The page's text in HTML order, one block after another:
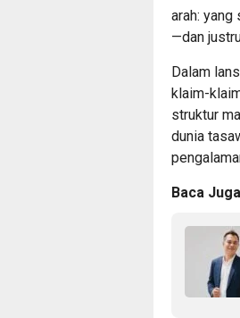
arah: yang
—dan
Dalam
klaim-
struktur
dunia
Baca Juga